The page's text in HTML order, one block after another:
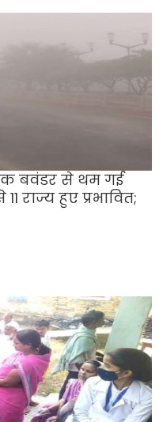
बवंडर से थम गई
राज्य हुए प्रभावित;